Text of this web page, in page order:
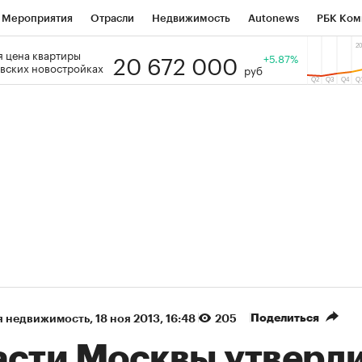
Мероприятия Отрасли Недвижимость Autonews РБК
РБК Образование Тренды
цена квартиры
новостройках
20 672 000 руб
+5.87%
недвижимость⁠, 18 ноя 2013, 16:48 205 Поделиться